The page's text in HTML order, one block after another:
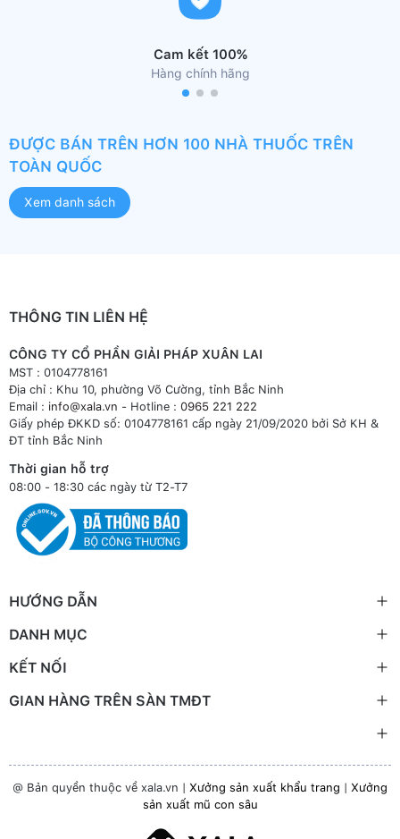
Cam kết 100%
Hàng chính hãng
ĐƯỢC BÁN TRÊN HƠN 100 NHÀ THUỐC TRÊN
TOÀN QUỐC
Xem danh sách
THÔNG TIN LIÊN HỆ
CÔNG TY CỔ PHẦN GIẢI PHÁP XUÂN LAI
MST : 0104778161
Địa chỉ : Khu 10, phường Võ Cường, tỉnh Bắc Ninh
Email : info@xala.vn - Hotline : 0965 221 222
Giấy phép ĐKKD số: 0104778161 cấp ngày 21/09/2020 bởi Sở KH &
ĐT tỉnh Bắc Ninh
Thời gian hỗ trợ
08:00 - 18:30 các ngày từ T2-T7
HƯỚNG DẪN
DANH MỤC
KẾT NỐI
GIAN HÀNG TRÊN SÀN TMĐT
@ Bản quyền thuộc về xala.vn | Xưởng sản xuất khẩu trang | Xưởng
sản xuất mũ con sâu